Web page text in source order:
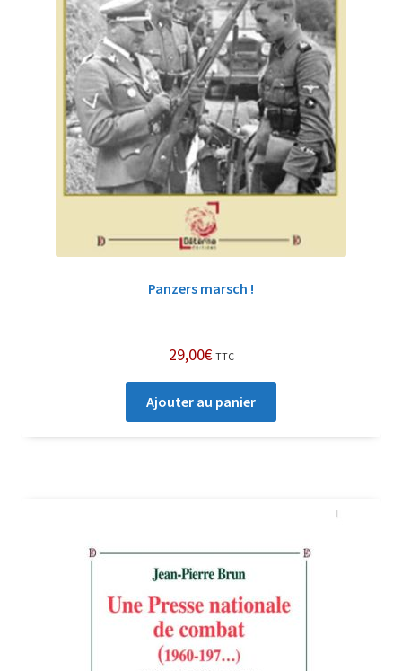
Panzers marsch !
29,00€ TTC
Ajouter au panier